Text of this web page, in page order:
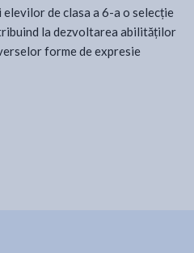
de clasa a 6-a o selecție
la dezvoltarea abilităților
forme de expresie